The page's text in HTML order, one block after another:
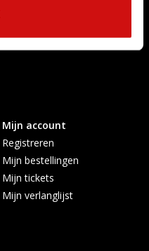
Mijn account
Registreren
Mijn bestellingen
Mijn tickets
Mijn verlanglijst